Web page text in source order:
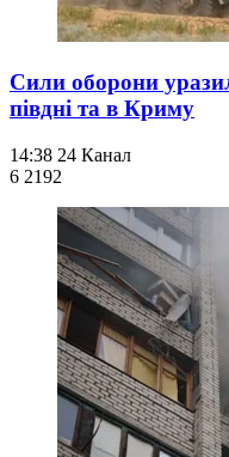
Сили оборони
півдні та в Криму
14:38 24 Канал
6 2192